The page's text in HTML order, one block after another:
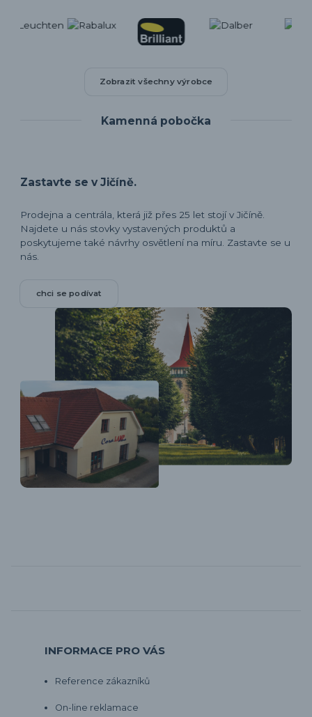
Zobrazit všechny výrobce
Kamenná pobočka
Zastavte se v Jičíně.
Prodejna a centrála, která již přes 25 let stojí v Jičíně.
Najdete u nás stovky vystavených produktů a
poskytujeme také návrhy osvětlení na míru. Zastavte se u
nás.
chci se podívat
INFORMACE PRO VÁS
Reference zákazníků
On-line reklamace